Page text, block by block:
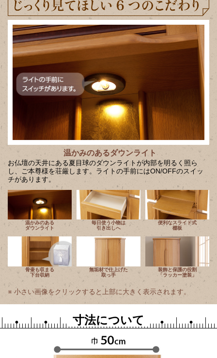
温かみのあるダウンライト
お仏壇の天井にある夏目球のダウンライトが内部を明るく照ら
し、ご本尊様を荘厳します。ライトの手前にはON/OFFのスイッ
チがあります。
温かみのある
ダウンライト
毎日使う小物は
引き出しへ
便利なスライド式
棚板
骨壷も収まる
下台収納
無垢材で仕上げた
取っ手
装飾と保護の役割
「ラッカー塗装」
小さい画像をクリックすると上部に大きく表示されます。
寸法について